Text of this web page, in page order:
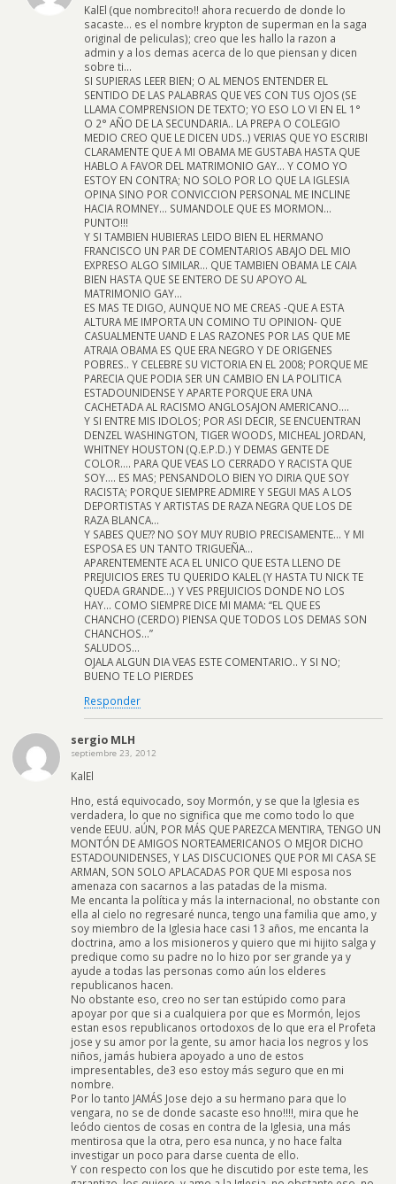
KalEl (que nombrecito!! ahora recuerdo de donde lo
sacaste… es el nombre krypton de superman en la saga
original de peliculas); creo que les hallo la razon a
admin y a los demas acerca de lo que piensan y dicen
sobre ti…
SI SUPIERAS LEER BIEN; O AL MENOS ENTENDER EL
SENTIDO DE LAS PALABRAS QUE VES CON TUS OJOS (SE
LLAMA COMPRENSION DE TEXTO; YO ESO LO VI EN EL 1°
O 2° AÑO DE LA SECUNDARIA.. LA PREPA O COLEGIO
MEDIO CREO QUE LE DICEN UDS..) VERIAS QUE YO ESCRIBI
CLARAMENTE QUE A MI OBAMA ME GUSTABA HASTA QUE
HABLO A FAVOR DEL MATRIMONIO GAY… Y COMO YO
ESTOY EN CONTRA; NO SOLO POR LO QUE LA IGLESIA
OPINA SINO POR CONVICCION PERSONAL ME INCLINE
HACIA ROMNEY… SUMANDOLE QUE ES MORMON…
PUNTO!!!
Y SI TAMBIEN HUBIERAS LEIDO BIEN EL HERMANO
FRANCISCO UN PAR DE COMENTARIOS ABAJO DEL MIO
EXPRESO ALGO SIMILAR… QUE TAMBIEN OBAMA LE CAIA
BIEN HASTA QUE SE ENTERO DE SU APOYO AL
MATRIMONIO GAY…
ES MAS TE DIGO, AUNQUE NO ME CREAS -QUE A ESTA
ALTURA ME IMPORTA UN COMINO TU OPINION- QUE
CASUALMENTE UAND E LAS RAZONES POR LAS QUE ME
ATRAIA OBAMA ES QUE ERA NEGRO Y DE ORIGENES
POBRES.. Y CELEBRE SU VICTORIA EN EL 2008; PORQUE ME
PARECIA QUE PODIA SER UN CAMBIO EN LA POLITICA
ESTADOUNIDENSE Y APARTE PORQUE ERA UNA
CACHETADA AL RACISMO ANGLOSAJON AMERICANO….
Y SI ENTRE MIS IDOLOS; POR ASI DECIR, SE ENCUENTRAN
DENZEL WASHINGTON, TIGER WOODS, MICHEAL JORDAN,
WHITNEY HOUSTON (Q.E.P.D.) Y DEMAS GENTE DE
COLOR…. PARA QUE VEAS LO CERRADO Y RACISTA QUE
SOY…. ES MAS; PENSANDOLO BIEN YO DIRIA QUE SOY
RACISTA; PORQUE SIEMPRE ADMIRE Y SEGUI MAS A LOS
DEPORTISTAS Y ARTISTAS DE RAZA NEGRA QUE LOS DE
RAZA BLANCA…
Y SABES QUE?? NO SOY MUY RUBIO PRECISAMENTE… Y MI
ESPOSA ES UN TANTO TRIGUEÑA…
APARENTEMENTE ACA EL UNICO QUE ESTA LLENO DE
PREJUICIOS ERES TU QUERIDO KALEL (Y HASTA TU NICK TE
QUEDA GRANDE…) Y VES PREJUICIOS DONDE NO LOS
HAY… COMO SIEMPRE DICE MI MAMA: “EL QUE ES
CHANCHO (CERDO) PIENSA QUE TODOS LOS DEMAS SON
CHANCHOS…”
SALUDOS…
OJALA ALGUN DIA VEAS ESTE COMENTARIO.. Y SI NO;
BUENO TE LO PIERDES
Responder
sergio MLH
septiembre 23, 2012
KalEl
Hno, está equivocado, soy Mormón, y se que la Iglesia es
verdadera, lo que no significa que me como todo lo que
vende EEUU. aÚN, POR MÁS QUE PAREZCA MENTIRA, TENGO UN
MONTÓN DE AMIGOS NORTEAMERICANOS O MEJOR DICHO
ESTADOUNIDENSES, Y LAS DISCUCIONES QUE POR MI CASA SE
ARMAN, SON SOLO APLACADAS POR QUE MI esposa nos
amenaza con sacarnos a las patadas de la misma.
Me encanta la política y más la internacional, no obstante con
ella al cielo no regresaré nunca, tengo una familia que amo, y
soy miembro de la Iglesia hace casi 13 años, me encanta la
doctrina, amo a los misioneros y quiero que mi hijito salga y
predique como su padre no lo hizo por ser grande ya y
ayude a todas las personas como aún los elderes
republicanos hacen.
No obstante eso, creo no ser tan estúpido como para
apoyar por que si a cualquiera por que es Mormón, lejos
estan esos republicanos ortodoxos de lo que era el Profeta
jose y su amor por la gente, su amor hacia los negros y los
niños, jamás hubiera apoyado a uno de estos
impresentables, de3 eso estoy más seguro que en mi
nombre.
Por lo tanto JAMÁS Jose dejo a su hermano para que lo
vengara, no se de donde sacaste eso hno!!!!, mira que he
leódo cientos de cosas en contra de la Iglesia, una más
mentirosa que la otra, pero esa nunca, y no hace falta
investigar un poco para darse cuenta de ello.
Y con respecto con los que he discutido por este tema, les